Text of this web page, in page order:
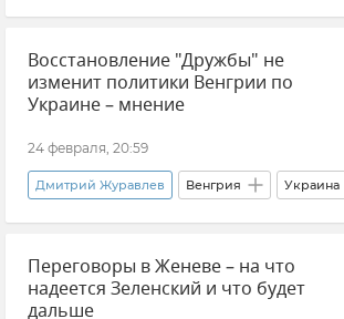
Великобритания Украина Россия
Ядерное оружие Контингент НАТО
Восстановление "Дружбы" не
изменит политики Венгрии по
Украине ­– мнение
24 февраля, 20:59
Дмитрий Журавлев Венгрия Украина
Мнения Политика Российская
Нефтепровод "Дружба"
Переговоры в Женеве – на что
надеется Зеленский и что будет
дальше